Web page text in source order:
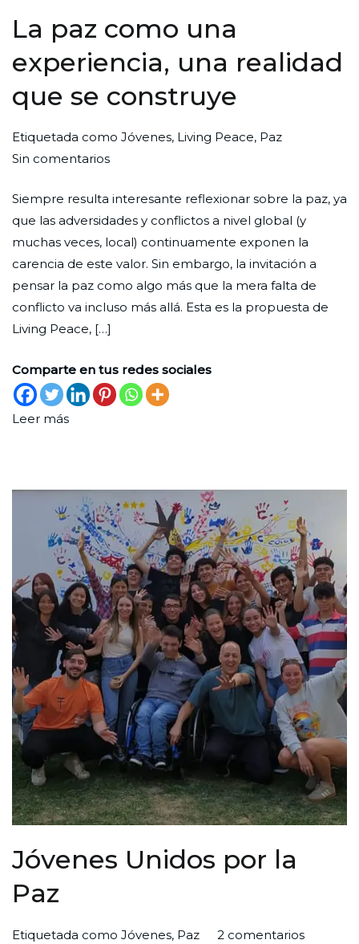
La paz como una
experiencia, una realidad
que se construye
Por
Redaccion
Nueva
Publicada
el
de
agosto
de
2025
Publicada
en
Etiquetada como Jóvenes, Living Peace, Paz
Sin comentariosen
paz
como
una
experiencia,
una
realidad
construye
Siempre resulta interesante reflexionar sobre la paz, ya
que las adversidades y conflictos a nivel global (y
muchas veces, local) continuamente exponen la
carencia de este valor. Sin embargo, la invitación a
pensar la paz como algo más que la mera falta de
conflicto va incluso más allá. Esta es la propuesta de
Living Peace, […]
Comparte en tus redes sociales
Leer más
Jóvenes Unidos por la
Paz
Por
Publicada
Publicada
Etiquetada como Jóvenes, Paz 2 comentariosen